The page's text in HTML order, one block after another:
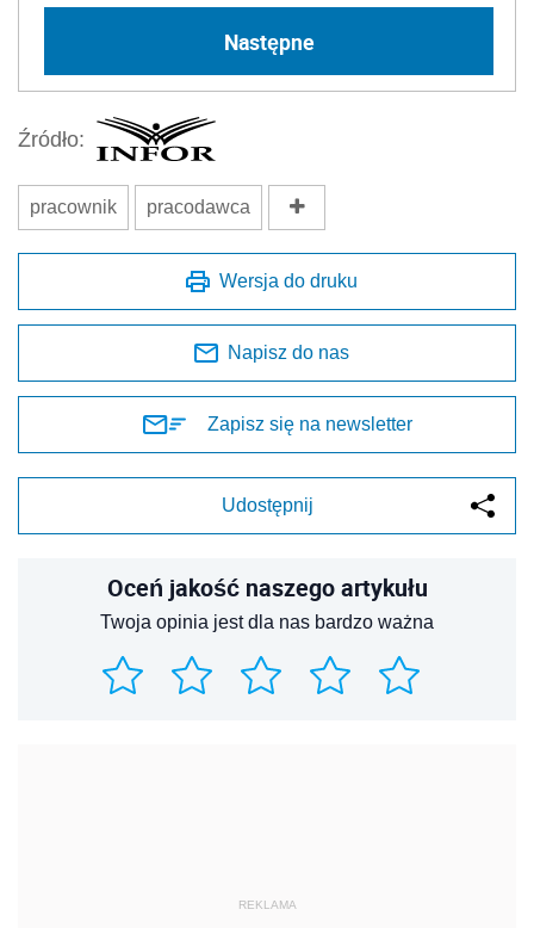
Następne
Źródło:
pracownik pracodawca
Wersja do druku
Napisz do nas
Zapisz się na newsletter
Udostępnij
Oceń jakość naszego artykułu
Twoja opinia jest dla nas bardzo ważna
REKLAMA